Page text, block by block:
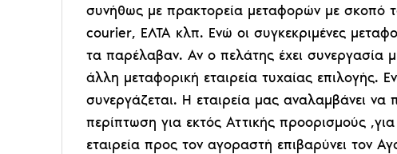
συνήθως με πρακτορεία μεταφορών με σκοπό
courier, ΕΛΤΑ κλπ. Ενώ οι συγκεκριμένες
τα παρέλαβαν. Αν ο πελάτης έχει συνεργασία
άλλη μεταφορική εταιρεία τυχαίας επιλογής.
συνεργάζεται. Η εταιρεία μας αναλαμβάνει
περίπτωση για εκτός Αττικής προορισμούς
εταιρεία προς τον αγοραστή επιβαρύνει τον